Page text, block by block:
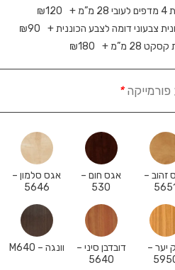
+
₪120
צבעוני דומה לצבע הכוננית +
₪90
28 מ”מ +
₪180
פורמייקה*
זהוב –
5651
אגס חום –
530
אגס סלמון –
5646
יער –
דובדבן סיני –
5640
וונגה – M640